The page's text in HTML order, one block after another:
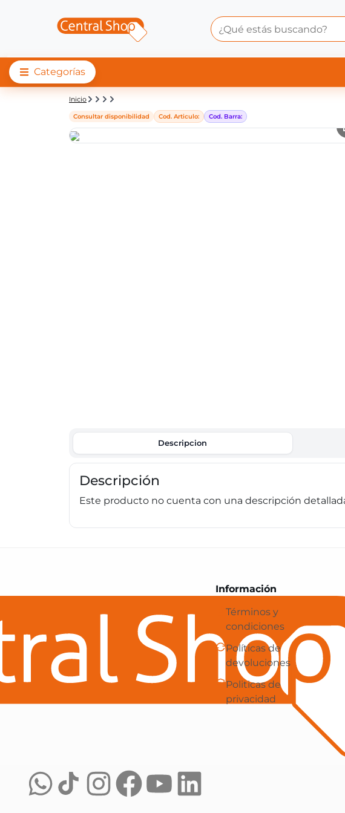
Categorías
Detalle de producto |
Inicio
Consultar disponibilidad Cod. Articulo: Cod. Barra:
Descripcion
Descripción
Este producto no cuenta con una descripción
Central Shop es tu e-commerce en Paraguay:
Información
Términos y
condiciones
Políticas de
devoluciones
Politicas de
privacidad